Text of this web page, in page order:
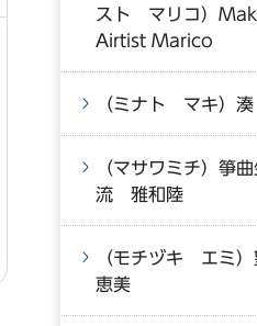
スト マリコ）
Airtist Marico
（ミナト マキ）
（マサワミチ）箏曲
流 雅和陸
（モチヅキ エミ
恵美